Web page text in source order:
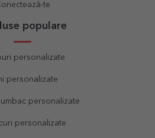
te
populare
personalizate
personalizate
personalizate
personalizate